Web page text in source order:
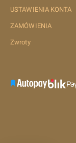
USTAWIENIA KONTA
ZAMÓWIENIA
Zwroty